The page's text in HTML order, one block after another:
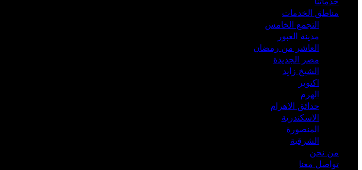
مناطق الخدمات
التجمع الخامس
مدينة العبور
العاشر من رمضان
مصر الجديدة
الشيخ زايد
اكتوبر
الهرم
حدائق الاهرام
الاسكندرية
المنصورة
الشرقية
من نحن
تواصل معنا